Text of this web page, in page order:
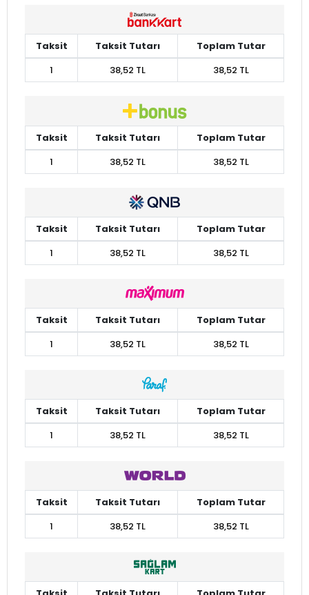
Taksit Taksit Tutarı
Toplam Tutar
1
38,52 TL 38,52 TL
Taksit Taksit Tutarı
Toplam Tutar
1
38,52 TL 38,52 TL
Taksit Taksit Tutarı
Toplam Tutar
1
38,52 TL 38,52 TL
Taksit Taksit Tutarı
Toplam Tutar
1
38,52 TL 38,52 TL
Taksit Taksit Tutarı
Toplam Tutar
1
38,52 TL 38,52 TL
Taksit Taksit Tutarı
Toplam Tutar
1
38,52 TL 38,52 TL